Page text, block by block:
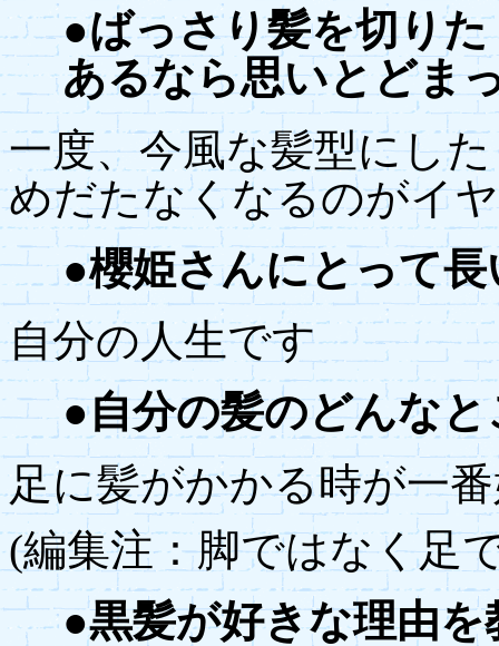
●ばっさり髪を切り
あるなら思いとどま
一度、今風な髪型にし
めだたなくなるのがイ
●櫻姫さんにとって
自分の人生です
●自分の髪のどんな
足に髪がかかる時が一
(編集注：脚ではなく足
●黒髪が好きな理由